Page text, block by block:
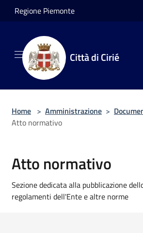
Salta al contenuto principale
Regione Piemonte
Città di Cirié
Home > Amministrazione >
Atto normativo
Atto normativo
Sezione dedicata alla pubblicazione
regolamenti dell'Ente e altre norme